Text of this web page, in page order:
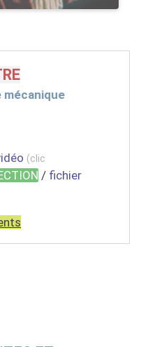
mécanique
(clic
/ fichier